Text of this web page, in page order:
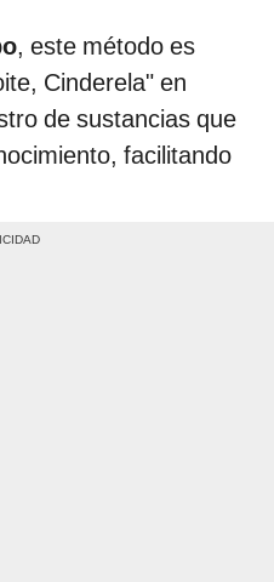
, este método es
Cinderela" en
de sustancias que
facilitando